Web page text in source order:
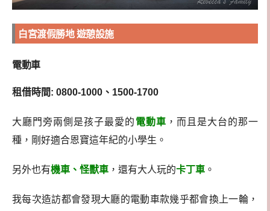
白宮渡假勝地 遊憩設施
電動車
租借時間: 0800-1000、1500-1700
大廳門旁兩側是孩子最愛的 電動車 ，而且是大台的那一
種，剛好適合恩寶這年紀的小學生。
另外也有機車、怪獸車 ，還有大人玩的卡丁車 。
我每次造訪都會發現大廳的電動車款幾乎都會換上一輪，